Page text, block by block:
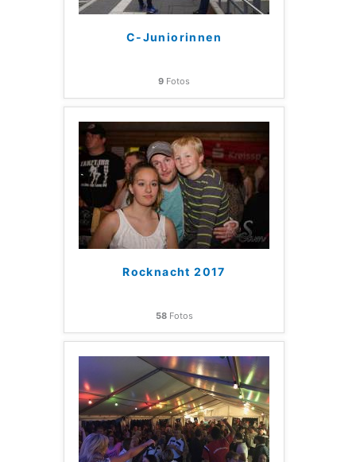
C-Juniorinnen
9 Fotos
Rocknacht 2017
58Fotos